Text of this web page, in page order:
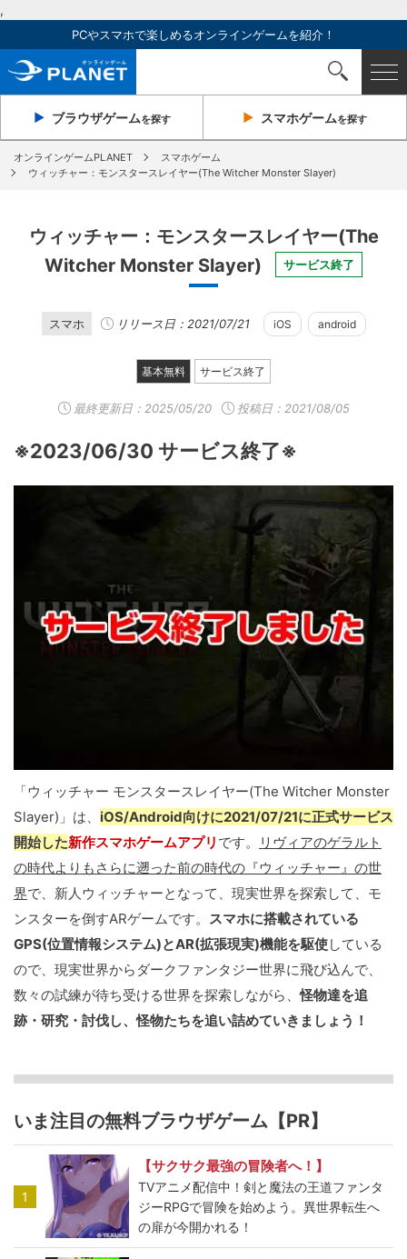
,
PCやスマホで楽しめるオンラインゲームを紹介！
ブラウザゲームを探す スマホゲームを探す
オンラインゲームPLANET
スマホゲーム
ウィッチャー：モンスタースレイヤー(The Witcher Monster Slayer)
ウィッチャー：モンスタースレイヤー(The
Witcher Monster Slayer)
サービス終了
スマホ リリース日：2021/07/21 iOS android
基本無料 サービス終了
最終更新日： 2025/05/20 投稿日：2021/08/05
※2023/06/30 サービス終了※
「ウィッチャー モンスタースレイヤー(The Witcher Monster
Slayer)」は、 iOS/Android向けに2021/07/21に正式サービス
開始した新作スマホゲームアプリ です。
リヴィアのゲラルト
の時代よりもさらに遡った前の時代の『ウィッチャー』の世
界で、新人ウィッチャーとなって、現実世界を探索して、モ
ンスターを倒すARゲームです。 スマホに搭載されている
GPS(位置情報システム)とAR(拡張現実)機能を駆使している
ので、現実世界からダークファンタジー世界に飛び込んで、
数々の試練が待ち受ける世界を探索しながら、怪物達を追
跡・研究・討伐し、怪物たちを追い詰めていきましょう！
いま注目の無料ブラウザゲーム【PR】
1
【サクサク最強の冒険者へ！】
TVアニメ配信中！剣と魔法の王道ファンタ
ジーRPGで冒険を始めよう。異世界転生へ
の扉が今開かれる！